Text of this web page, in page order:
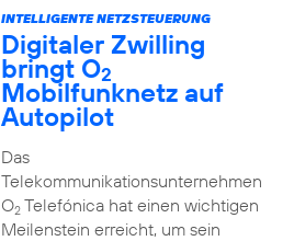
INTELLIGENTE NETZSTEUERUNG
Digitaler Zwilling
bringt O2
Mobilfunknetz auf
Autopilot
Das
Telekommunikationsunternehmen
O2Telefónica hat einen wichtigen
Meilenstein erreicht, um sein